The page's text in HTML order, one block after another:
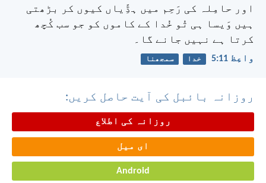
اور حامِلہ کی رَحِم میں ہڈِّیاں کیوں کر بڑھتی
ہیں وَیسا ہی تُو خُدا کے کاموں کو جو سب کُچھ
کرتا ہے نہیں جانے گا۔
واعِظ 11:‏5 خدا سمجھنا
روزانہ بائبل کی آیت حاصل کریں:
روزانہ کی اطلاع
ای میل
Android